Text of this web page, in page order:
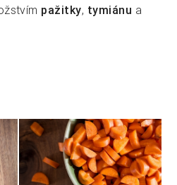
pažitky, tymiánu a